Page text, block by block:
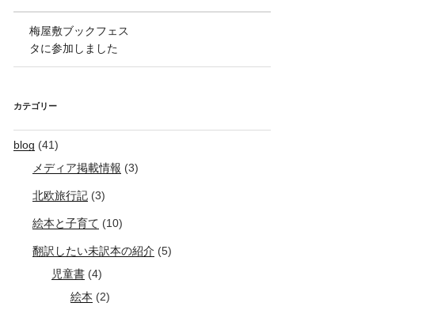
梅屋敷ブックフェス
タに参加しました
カテゴリー
blog (41)
メディア掲載情報 (3)
北欧旅行記(3)
絵本と子育て (10)
翻訳したい未訳本の紹介 (5)
児童書(4)
絵本 (2)